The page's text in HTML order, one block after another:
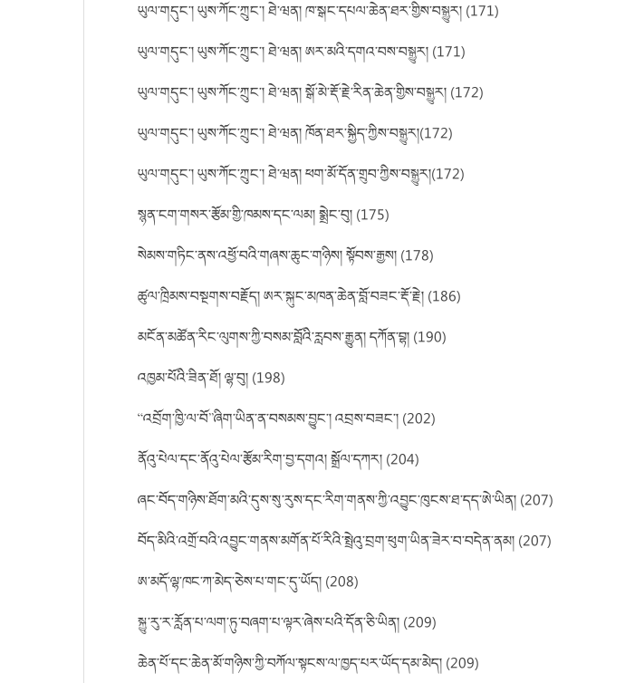
ཡུལ་གདུང་། ཡུས་ཀོང་ཀྲུང་། ཐེ་ཝན། ཁ་སྒང་དཔལ་ཆེན་ཐར་གྱིས་བསྒྱུར། (171)
ཡུལ་གདུང་། ཡུས་ཀོང་ཀྲུང་། ཐེ་ཝན། ཨར་མའི་དགའ་བས་བསྒྱུར། (171)
ཡུལ་གདུང་། ཡུས་ཀོང་ཀྲུང་། ཐེ་ཝན། སྒོ་མེ་རྡོ་རྗེ་རིན་ཆེན་གྱིས་བསྒྱུར། (172)
ཡུལ་གདུང་། ཡུས་ཀོང་ཀྲུང་། ཐེ་ཝན། ཁོན་ཐར་སྐྱིད་ཀྱིས་བསྒྱུར།(172)
ཡུལ་གདུང་། ཡུས་ཀོང་ཀྲུང་། ཐེ་ཝན། ཕག་མོ་དོན་གྲུབ་ཀྱིས་བསྒྱུར།(172)
སྙན་ངག་གསར་རྩོམ་གྱི་ཁམས་དང་ལམ། སྨྲེང་བུ། (175)
སེམས་གཏིང་ནས་འཕྱོ་བའི་གཞས་ཆུང་གཉིས། སྟོབས་རྒྱས། (178)
ཚུལ་ཁྲིམས་བསྔགས་བརྗོད། ཨར་སྐུང་མཁན་ཆེན་བློ་བཟང་རྡོ་རྗེ། (186)
མངོན་མཚོན་རིང་ལུགས་ཀྱི་བསམ་བློའི་རླབས་རྒྱུན། དཀོན་བྷ། (190)
འཁྱམ་པོའི་ཟིན་ཐོ། ལྷ་བུ། (198)
“འབྲོག་ཁྱི་ལ་བོ”ཞིག་ཡིན་ན་བསམས་བྱུང་། འབྲས་བཟང་། (202)
ནོའུ་པེལ་དང་ནོའུ་པེལ་རྩོམ་རིག་བྱ་དགའ། སྒྲོལ་དཀར། (204)
ཞང་བོད་གཉིས་ཐོག་མའི་དུས་སུ་རུས་དང་རིག་གནས་ཀྱི་འབྱུང་ཁུངས་ཐ་དད་ཨེ་ཡིན། (207)
བོད་མིའི་འགྲོ་བའི་འབྱུང་གནས་མགོན་པོ་རིའི་སྤྲེའུ་བྲག་ཕུག་ཡིན་ཟེར་བ་བདེན་ནམ། (207)
ཨ་མདོ་ལྷ་ཁང་ཀ་མེད་ཅེས་པ་གང་དུ་ཡོད། (208)
སྐྱུ་རུ་ར་རློན་པ་ལག་ཏུ་བཞག་པ་ལྟར་ཞེས་པའི་དོན་ཅི་ཡིན། (209)
ཆེན་པོ་དང་ཆེན་མོ་གཉིས་ཀྱི་བཀོལ་སྟངས་ལ་ཁྱད་པར་ཡོད་དམ་མེད། (209)